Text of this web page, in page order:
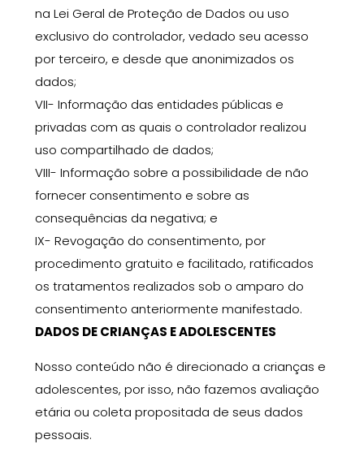
na Lei Geral de Proteção de Dados ou uso
exclusivo do controlador, vedado seu acesso
por terceiro, e desde que anonimizados os
dados;
VII- Informação das entidades públicas e
privadas com as quais o controlador realizou
uso compartilhado de dados;
VIII- Informação sobre a possibilidade de não
fornecer consentimento e sobre as
consequências da negativa; e
IX- Revogação do consentimento, por
procedimento gratuito e facilitado, ratificados
os tratamentos realizados sob o amparo do
consentimento anteriormente manifestado.
DADOS DE CRIANÇAS E ADOLESCENTES
Nosso conteúdo não é direcionado a crianças e
adolescentes, por isso, não fazemos avaliação
etária ou coleta propositada de seus dados
pessoais.